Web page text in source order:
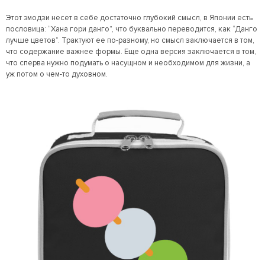
Этот эмодзи несет в себе достаточно глубокий смысл, в Японии есть
пословица: “Хана гори данго”, что буквально переводится, как “Данго
лучше цветов”. Трактуют ее по-разному, но смысл заключается в том,
что содержание важнее формы. Еще одна версия заключается в том,
что сперва нужно подумать о насущном и необходимом для жизни, а
уж потом о чем-то духовном.